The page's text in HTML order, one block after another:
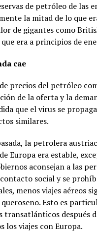
de petróleo de las
la mitad de lo que
de gigantes como
era a principios de
cae
precios del petróleo
de la oferta y la
que el virus se
similares.
la petrolera
Europa era estable,
aconsejan a las
social y se
menos viajes aéreos
queroseno. Esto es
transatlánticos después
los viajes con Europa.